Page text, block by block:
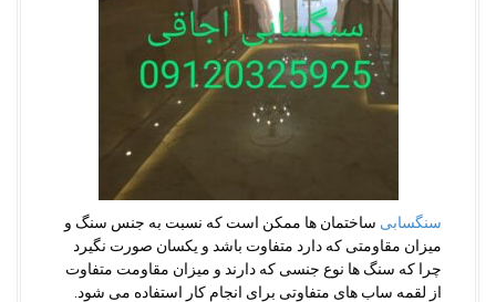
سنگسابی ساختمان ها ممکن است که نسبت به جنس سنگ و
میزان مقاومتی که دارد متفاوت باشد و یکسان صورت نگیرد
چرا که سنگ ها نوع جنسی که دارند و میزان مقاومت متفاوت
از لقمه ساب های متفاوتی برای انجام کار استفاده می شود.